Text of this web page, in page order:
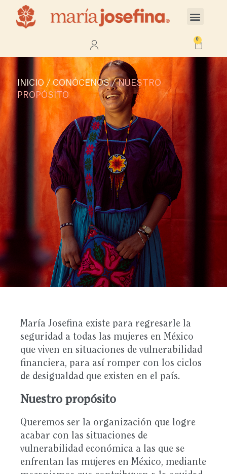
0
INICIO / CONÓCENOS / NUESTRO
PROPÓSITO
María Josefina existe para regresarle la
seguridad a todas las mujeres en México
que viven en situaciones de vulnerabilidad
financiera, para así romper con los ciclos
de desigualdad que existen en el país.
Nuestro propósito
Queremos ser la organización que logre
acabar con las situaciones de
vulnerabilidad económica a las que se
enfrentan las mujeres en México, mediante